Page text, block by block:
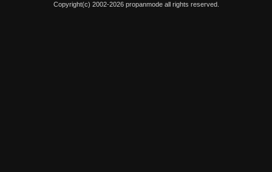
Copyright(c) 2002-2026 propanmode all rights reserved.